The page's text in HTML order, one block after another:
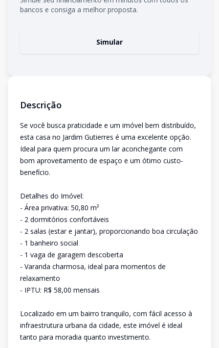
bancos e consiga a melhor proposta.
Simular
Descrição
Se você busca praticidade e um imóvel bem distribuído,
esta casa no Jardim Gutierres é uma excelente opção.
Ideal para quem procura um lar aconchegante com
bom aproveitamento de espaço e um ótimo custo-
benefício.
Detalhes do Imóvel:
- Área privativa: 50,80 m²
- 2 dormitórios confortáveis
- 2 salas (estar e jantar), proporcionando boa circulação
- 1 banheiro social
- 1 vaga de garagem descoberta
- Varanda charmosa, ideal para momentos de
relaxamento
- IPTU: R$ 58,00 mensais
Localizado em um bairro tranquilo, com fácil acesso à
infraestrutura urbana da cidade, este imóvel é ideal
tanto para moradia quanto investimento.